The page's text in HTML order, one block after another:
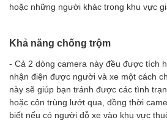
hoặc những người khác trong khu vực
Khả năng chống trộm
- Cả 2 dòng camera này đều được tích
nhận điện được người và xe một cách
này sẽ giúp bạn tránh được các tình
hoặc côn trùng lướt qua, đồng thời
biết nếu có người đỗ xe vào khu vực